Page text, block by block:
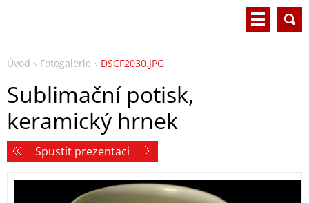
Úvod Fotogalerie DSCF2030.JPG
Sublimační potisk,
keramický hrnek
Spustit prezentaci